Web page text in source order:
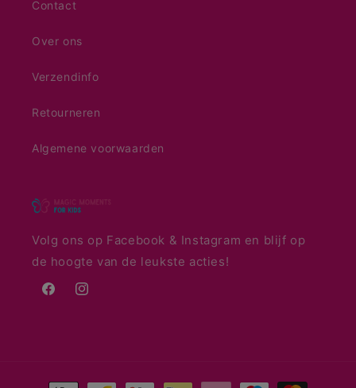
Contact
Over ons
Verzendinfo
Retourneren
Algemene voorwaarden
Volg ons op Facebook & Instagram en blijf op
de hoogte van de leukste acties!
FacebookInstagram
Betaalmethoden